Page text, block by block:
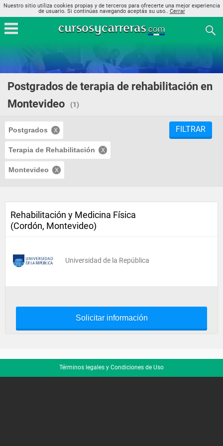
Nuestro sitio utiliza cookies propias y de terceros para ofrecerte una mejor experiencia
de usuario. Si continúas navegando aceptás su uso.. Cerrar
Postgrados de terapia de rehabilitación en
Montevideo
(1)
Postgrados
Terapia de Rehabilitación
Montevideo
FILTRAR
Rehabilitación y Medicina Física
(Cordón, Montevideo)
Universidad de la República
Solicitar información
Términos legales y Condiciones de Uso